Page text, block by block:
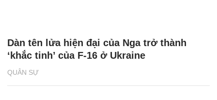
QUÂN SỰ
Dàn tên lửa hiện đại của Nga trở thành
‘khắc tinh’ của F-16 ở Ukraine